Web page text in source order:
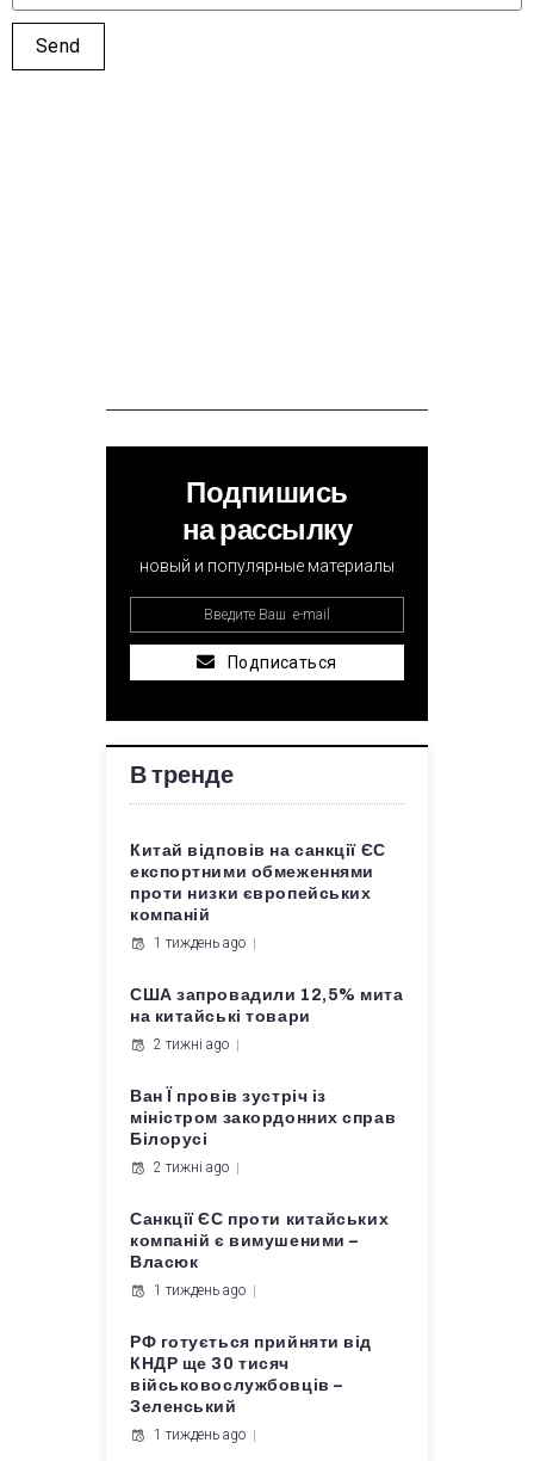
Подпишись
на рассылку
новый и популярные материалы
Подписаться
В тренде
Китай відповів на санкції ЄС
експортними обмеженнями
проти низки європейських
компаній
1 тиждень ago
США запровадили 12,5% мита
на китайські товари
2 тижні ago
Ван Ї провів зустріч із
міністром закордонних справ
Білорусі
2 тижні ago
Санкції ЄС проти китайських
компаній є вимушеними –
Власюк
1 тиждень ago
РФ готується прийняти від
КНДР ще 30 тисяч
військовослужбовців –
Зеленський
1 тиждень ago